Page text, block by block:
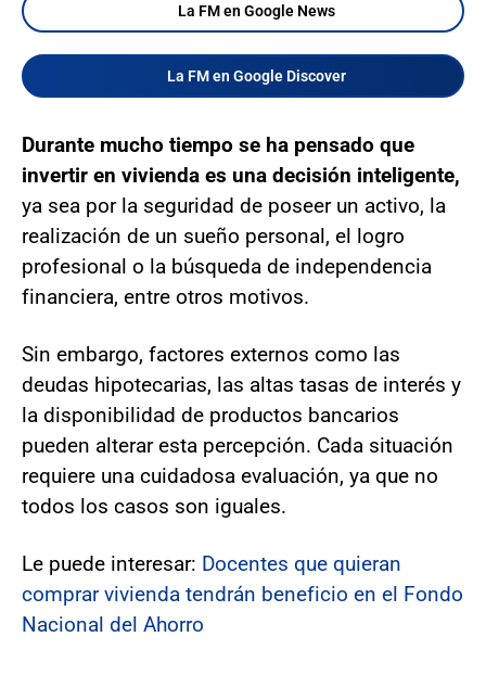
La FM en Google News
La FM en Google Discover
Durante mucho tiempo se ha pensado que
invertir en vivienda es una decisión inteligente,
ya sea por la seguridad de poseer un activo, la
realización de un sueño personal, el logro
profesional o la búsqueda de independencia
financiera, entre otros motivos.
Sin embargo, factores externos como las
deudas hipotecarias, las altas tasas de interés y
la disponibilidad de productos bancarios
pueden alterar esta percepción. Cada situación
requiere una cuidadosa evaluación, ya que no
todos los casos son iguales.
Le puede interesar: Docentes que quieran
comprar vivienda tendrán beneficio en el Fondo
Nacional del Ahorro